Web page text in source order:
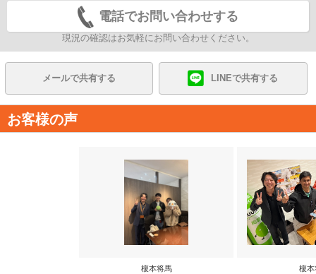
電話でお問い合わせする
現況の確認はお気軽にお問い合わせください。
メールで共有する LINEで共有する
お客様の声
榎本将馬 榎本